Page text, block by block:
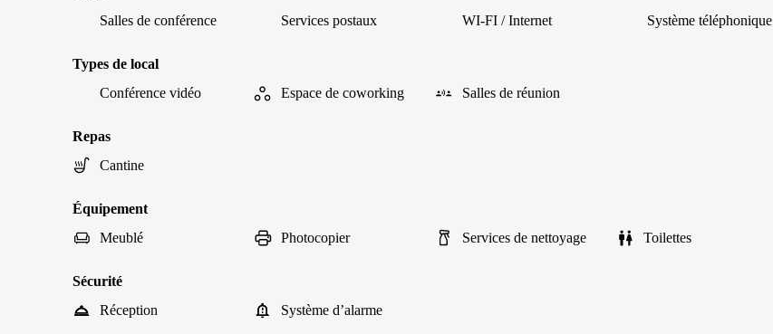
Salles de conférence
Services postaux WI-FI / Internet Système téléphonique
Types de local
Conférence vidéo
Espace de coworking Salles de réunion
Repas
Cantine
Équipement
Meublé
Photocopier Services de nettoyage Toilettes
Sécurité
Réception
Système d’alarme